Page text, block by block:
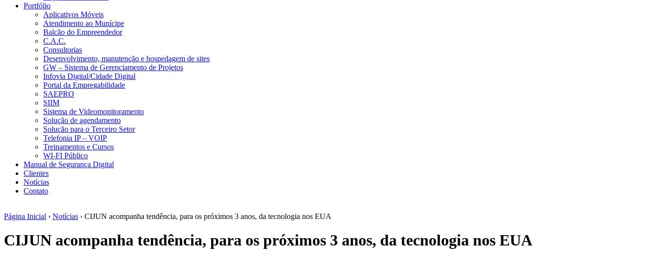
Portfólio
Aplicativos Móveis
Atendimento ao Munícipe
Balcão do Empreendedor
C.A.C.
Consultorias
Desenvolvimento, manutenção e hospedagem de sites
GW – Sistema de Gerenciamento de Projetos
Infovia Digital/Cidade Digital
Portal da Empregabilidade
SAEPRO
SIIM
Sistema de Videomonitoramento
Solução de agendamento
Solução para o Terceiro Setor
Telefonia IP – VOIP
Treinamentos e Cursos
WI-FI Público
Manual de Segurança Digital
Clientes
Notícias
Contato
Página Inicial › Notícias › CIJUN acompanha tendência, para os próximos 3 anos, da tecnologia nos EUA
CIJUN acompanha tendência, para os próximos 3 anos, da tecnologia nos EUA